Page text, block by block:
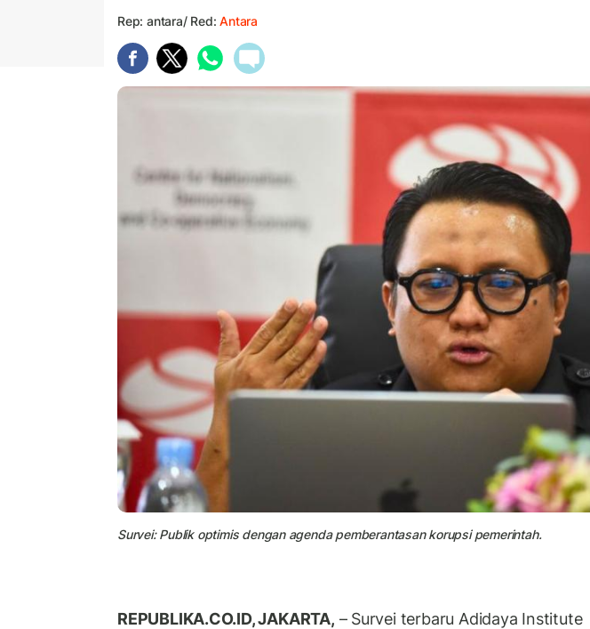
Rep: antara/ Red:Antara
Survei: Publik optimis dengan agenda pemberantasan korupsi pemerintah.
REPUBLIKA.CO.ID, JAKARTA, – Survei terbaru Adidaya Institute